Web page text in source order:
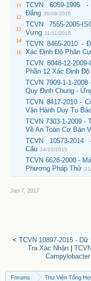
TCVN 6059-
Đắng 26/08/2015
TCVN 7555-
Vựng 11/11/2015
TCVN 8465-2010 -
Xác Định Độ Phân
TCVN 8048-12-
Phần 12 Xác Định
TCVN 7909-1-1-
Quy Định Chung -
TCVN 8417-2010 -
Vận Hành Duy Tu
TCVN 7303-1-2009 -
Về An Toàn Cơ Bản
TCVN 10573-
Cấu 24/10/2015
TCVN 6628-2000 -
Phương Pháp Thử
Jan 7, 2017
< TCVN 10897-2015 -
Tra Xác Nhận|
Forums Thư Viện Tổng